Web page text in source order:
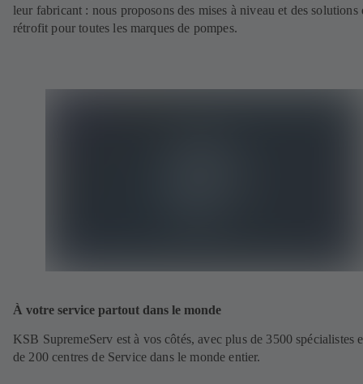
leur fabricant : nous proposons des mises à niveau et des solutions
rétrofit pour toutes les marques de pompes.
À votre service partout dans le monde
KSB SupremeServ est à vos côtés, avec plus de 3500 spécialistes
de 200 centres de Service dans le monde entier.